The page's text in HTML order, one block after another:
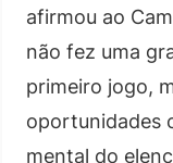
afirmou ao
não fez uma
primeiro jogo,
oportunidades
mental do